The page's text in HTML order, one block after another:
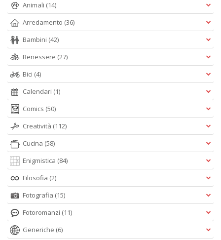
Animali (14)
Arredamento (36)
Bambini (42)
Benessere (27)
Bici (4)
Calendari (1)
Comics (50)
Creatività (112)
Cucina (58)
Enigmistica (84)
Filosofia (2)
Fotografia (15)
Fotoromanzi (11)
Generiche (6)